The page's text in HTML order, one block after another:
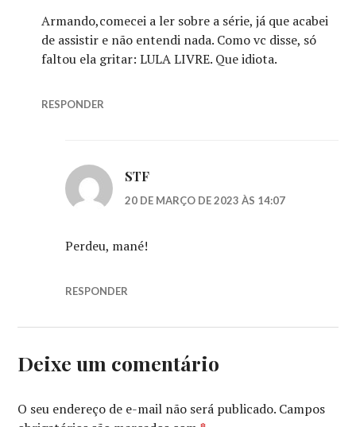
Armando,comecei a ler sobre a série, já que acabei
de assistir e não entendi nada. Como vc disse, só
faltou ela gritar: LULA LIVRE. Que idiota.
RESPONDER
STF
20 DE MARÇO DE 2023 ÀS 14:07
Perdeu, mané!
RESPONDER
Deixe um comentário
O seu endereço de e-mail não será publicado. Campos